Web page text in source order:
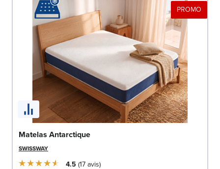
PROMO
Matelas Antarctique
SWISSWAY
4.5 17avis